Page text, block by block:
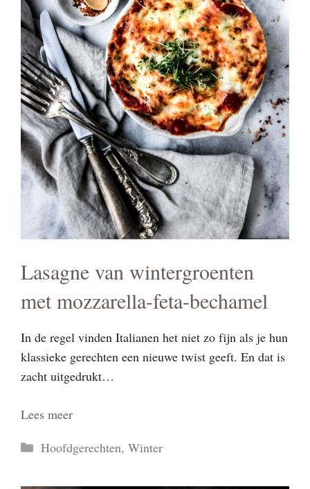
Lasagne van wintergroenten
met mozzarella-feta-bechamel
In de regel vinden Italianen het niet zo fijn als je hun
klassieke gerechten een nieuwe twist geeft. En dat is
zacht uitgedrukt…
Lees meer
Categorieën
Hoofdgerechten, Winter